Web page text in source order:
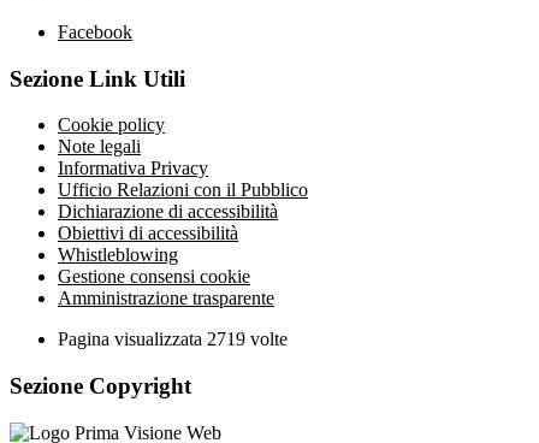
Facebook
Sezione Link Utili
Cookie policy
Note legali
Informativa Privacy
Ufficio Relazioni con il Pubblico
Dichiarazione di accessibilità
Obiettivi di accessibilità
Whistleblowing
Gestione consensi cookie
Amministrazione trasparente
Pagina visualizzata 2719 volte
Sezione Copyright